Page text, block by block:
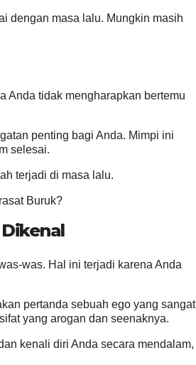
dengan masa lalu. Mungkin masih
Anda tidak mengharapkan bertemu
penting bagi Anda. Mimpi ini
selesai.
terjadi di masa lalu.
Buruk?
was. Hal ini terjadi karena Anda
pertanda sebuah ego yang sangat
yang arogan dan seenaknya.
kenali diri Anda secara mendalam,